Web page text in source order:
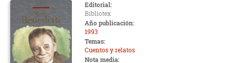
Editorial:
Bibliotex
Año publicación:
1993
Temas:
Cuentos y relatos
Nota media: